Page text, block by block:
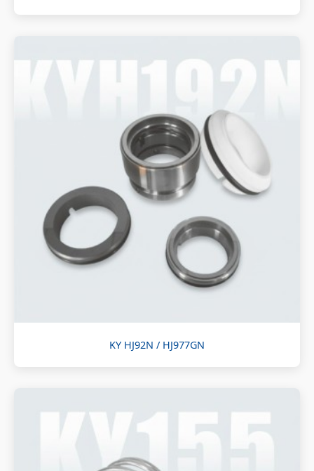
KY HJ92N / HJ977GN